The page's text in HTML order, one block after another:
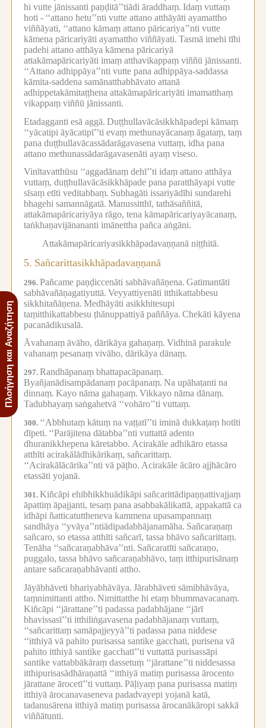
Πλοήγηση και Αναζήτηση
hi vutte jānissanti paṇḍitā’’tiādi āraddhaṃ. Idaṃ vuttaṃ
hoti - ‘‘attano hetu’’nti vutte attano atthāyāti ayamattho
viññāyati, ‘‘attano kāmaṃ attano pāricariya’’nti vutte
kāmena pāricariyāti ayamattho viññāyati. Tasmā imehi tīhi
padehi attano atthāya kāmena pāricariyā
attakāmapāricariyāti imaṃ atthavikappaṃ viññū jānissanti.
‘‘Attano adhippāya’’nti vutte pana adhippāya-saddassa
kāmita-saddena samānatthabhāvato attanā
adhippetakāmitaṭṭhena attakāmapāricariyāti imamatthaṃ
vikappaṃ viññū jānissanti.
Etadagganti esā aggā. Duṭṭhullavācāsikkhāpadepi kāmaṃ
‘‘yācatipi āyācatipī’’ti evaṃ methunayācanaṃ āgataṃ, taṃ
pana duṭṭhullavācassādarāgavasena vuttaṃ, idha pana
attano methunassādarāgavasenāti ayaṃ viseso.
Vinītavatthūsu ‘‘aggadānaṃ dehī’’ti idaṃ attano atthāya
vuttaṃ, duṭṭhullavācāsikkhāpade pana paratthāyapi vutte
sīsaṃ etīti veditabbaṃ. Subhagāti issariyādīhi sundarehi
bhagehi samannāgatā. Manussitthī, tathāsaññitā,
attakāmapāricariyāya rāgo, tena kāmapāricariyayācanaṃ,
taṅkhaṇavijānananti imānettha pañca aṅgāni.
Attakāmapāricariyasikkhāpadavaṇṇanā niṭṭhitā.
5. Sañcarittasikkhāpadavaṇṇanā
296. Pañcame paṇḍiccenāti sabhāvañāṇena. Gatimantāti
sabhāvañāṇagatiyuttā. Veyyattiyenāti itthikattabbesu
sikkhitañāṇena. Medhāyāti asikkhitesupi
taṃitthikattabbesu ṭhānuppattiyā paññāya. Chekāti kāyena
pacanādikusalā.
Āvahanaṃ āvāho, dārikāya gahaṇaṃ. Vidhinā parakule
vahanaṃ pesanaṃ vivāho, dārikāya dānaṃ.
297. Randhāpanaṃ bhattapacāpanaṃ.
Byañjanādisampādanaṃ pacāpanaṃ. Na upāhaṭanti na
dinnaṃ. Kayo nāma gahaṇaṃ. Vikkayo nāma dānaṃ.
Tadubhayaṃ saṅgahetvā ‘‘vohāro’’ti vuttaṃ.
300. ‘‘Abbhutaṃ kātuṃ na vaṭṭatī’’ti iminā dukkaṭaṃ hotīti
dīpeti. ‘‘Parājitena dātabba’’nti vuttattā adento
dhuranikkhepena kāretabbo. Acirakāle adhikāro etassa
atthīti acirakālādhikārikaṃ, sañcarittaṃ.
‘‘Acirakālācārika’’nti vā pāṭho. Acirakāle ācāro ajjhācāro
etassāti yojanā.
301. Kiñcāpi ehibhikkhuādikāpi sañcarittādipaṇṇattivajjaṃ
āpattiṃ āpajjanti, tesaṃ pana asabbakālikattā, appakattā ca
idhāpi ñatticatuttheneva kammena upasampannaṃ
sandhāya ‘‘yvāya’’ntiādipadabhājanamāha. Sañcaraṇaṃ
sañcaro, so etassa atthīti sañcarī, tassa bhāvo sañcarittaṃ.
Tenāha ‘‘sañcaraṇabhāva’’nti. Sañcaratīti sañcaraṇo,
puggalo, tassa bhāvo sañcaraṇabhāvo, taṃ itthipurisānaṃ
antare sañcaraṇabhāvanti attho.
Jāyābhāveti bhariyabhāvāya. Jārabhāveti sāmibhāvāya,
taṃnimittanti attho. Nimittatthe hi etaṃ bhummavacanaṃ.
Kiñcāpi ‘‘jārattane’’ti padassa padabhājane ‘‘jārī
bhavissasī’’ti itthiliṅgavasena padabhājanaṃ vuttaṃ,
‘‘sañcarittaṃ samāpajjeyyā’’ti padassa pana niddese
‘‘itthiyā vā pahito purisassa santike gacchati, purisena vā
pahito itthiyā santike gacchatī’’ti vuttattā purisassāpi
santike vattabbākāraṃ dassetuṃ ‘‘jārattane’’ti niddesassa
itthipurisasādhāraṇattā ‘‘itthiyā matiṃ purisassa ārocento
jārattane ārocetī’’ti vuttaṃ. Pāḷiyaṃ pana purisassa matiṃ
itthiyā ārocanavaseneva padadvayepi yojanā katā,
tadanusārena itthiyā matiṃ purisassa ārocanākāropi sakkā
viññātunti.